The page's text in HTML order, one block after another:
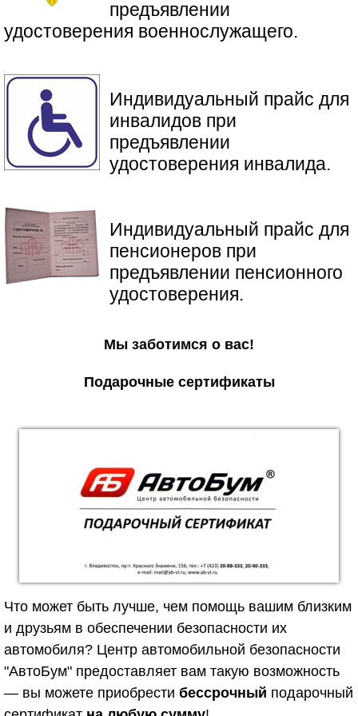
предъявлении
удостоверения военнослужащего.
Индивидуальный прайс для
инвалидов при
предъявлении
удостоверения инвалида.
​Индивидуальный прайс для
пенсионеров при
предъявлении пенсионного
удостоверения.
Мы заботимся о вас!
Подарочные сертификаты
Что может быть лучше, чем помощь вашим близким
и друзьям в обеспечении безопасности их
автомобиля? Центр автомобильной безопасности
"АвтоБум" предоставляет вам такую возможность
— вы можете приобрести бессрочный подарочный